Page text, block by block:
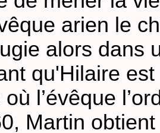
arien le
alors dans
qu'Hilaire
où l’évêque
Martin